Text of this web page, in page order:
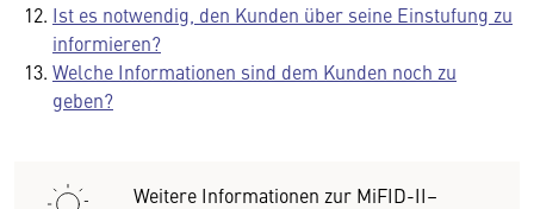
Ist es notwendig, den Kunden über seine Einstufung zu
informieren?
Welche Informationen sind dem Kunden noch zu
geben?
Weitere Informationen zur MiFID-II–